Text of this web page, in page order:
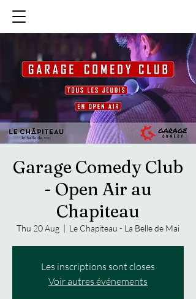
Garage Comedy Club
- Open Air au
Chapiteau
Thu 20 Aug
  |
Le Chapiteau - La Belle de Mai
Les inscriptions sont closes
Voir autres événements